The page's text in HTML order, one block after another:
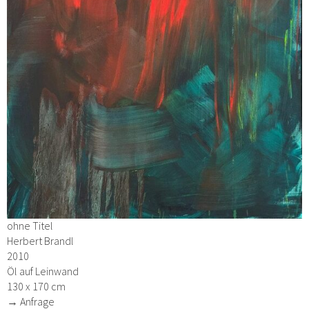
ohne Titel
Herbert Brandl
2010
Öl auf Leinwand
130 x 170 cm
→ Anfrage